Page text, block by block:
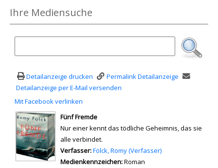
Ihre Mediensuche
Detailanzeige drucken
Permalink Detailanzeige
Detailanzeige per E-Mail versenden
Mit Facebook verlinken
wird in neuem Tab geöffnet
Fünf Fremde
Nur einer kennt das tödliche Geheimnis, das sie
alle verbindet.
Verfasser:Suche nach diesem Verfasser
Fölck, Romy (Verfasser)
Medienkennzeichen:Roman